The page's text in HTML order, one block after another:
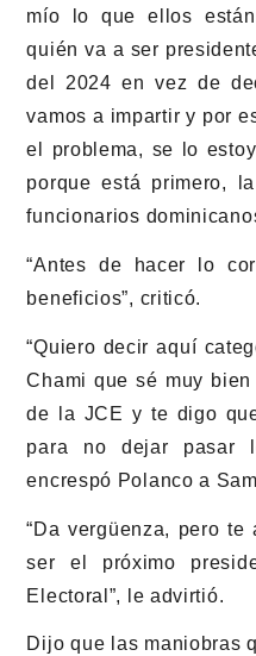
mío lo que ellos
quién va a ser
del 2024 en vez de
vamos a impartir y por
el problema, se lo
porque está primero,
funcionarios
“Antes de hacer lo
beneficios”, criticó.
“Quiero decir aquí
Chami que sé muy
de la JCE y te digo
para no dejar pasar
encrespó Polanco a
“Da vergüenza, pero
ser el próximo
Electoral”, le advirtió.
Dijo que las maniobras